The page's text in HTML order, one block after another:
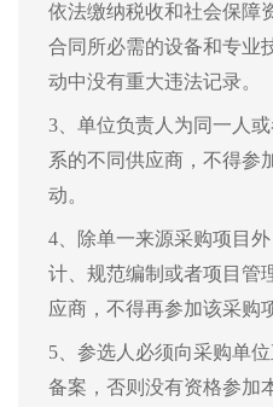
依法缴纳税收和社会保障
合同所必需的设备和专业
动中没有重大违法记录。
3、单位负责人为同一人
系的不同供应商，不得参
动。
4、除单一来源采购项目
计、规范编制或者项目管
应商，不得再参加该采购
5、参选人必须向采购单
备案，否则没有资格参加